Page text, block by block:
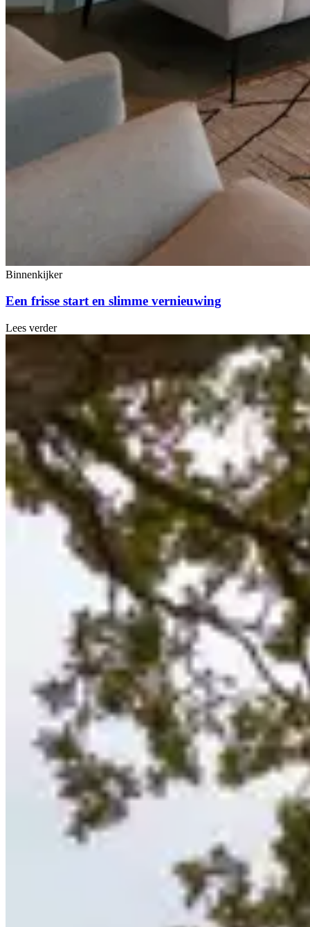
Binnenkijker
Een frisse start en slimme vernieuwing
Lees verder